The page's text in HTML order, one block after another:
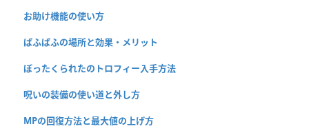
お助け機能の使い方
ぱふぱふの場所と効果・メリット
ぼったくられたのトロフィー入手方法
呪いの装備の使い道と外し方
MPの回復方法と最大値の上げ方